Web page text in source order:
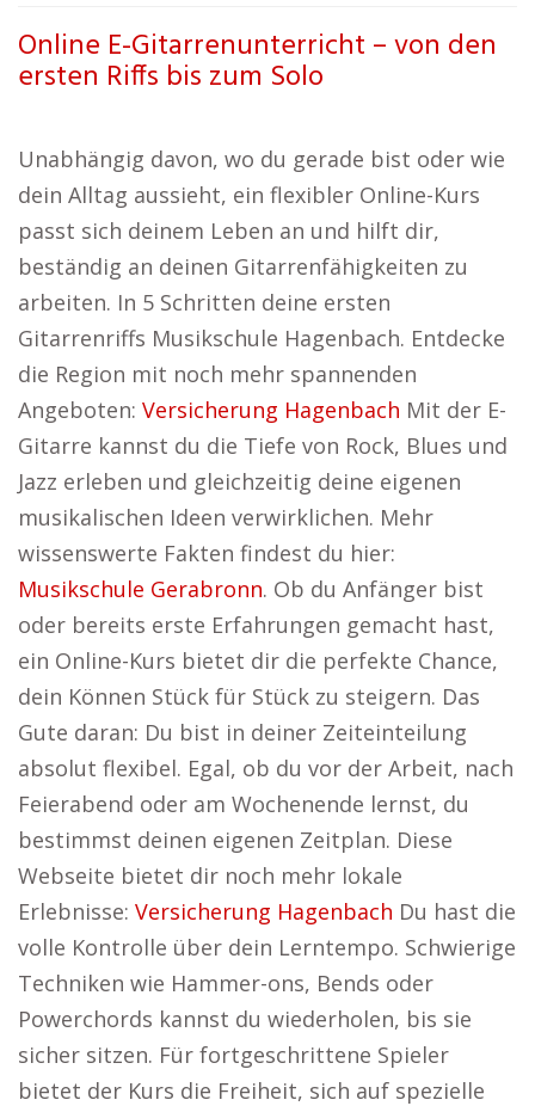
Online E-Gitarrenunterricht – von den
ersten Riffs bis zum Solo
Unabhängig davon, wo du gerade bist oder wie
dein Alltag aussieht, ein flexibler Online-Kurs
passt sich deinem Leben an und hilft dir,
beständig an deinen Gitarrenfähigkeiten zu
arbeiten. In 5 Schritten deine ersten
Gitarrenriffs Musikschule Hagenbach. Entdecke
die Region mit noch mehr spannenden
Angeboten: Versicherung Hagenbach Mit der E-
Gitarre kannst du die Tiefe von Rock, Blues und
Jazz erleben und gleichzeitig deine eigenen
musikalischen Ideen verwirklichen. Mehr
wissenswerte Fakten findest du hier:
Musikschule Gerabronn. Ob du Anfänger bist
oder bereits erste Erfahrungen gemacht hast,
ein Online-Kurs bietet dir die perfekte Chance,
dein Können Stück für Stück zu steigern. Das
Gute daran: Du bist in deiner Zeiteinteilung
absolut flexibel. Egal, ob du vor der Arbeit, nach
Feierabend oder am Wochenende lernst, du
bestimmst deinen eigenen Zeitplan. Diese
Webseite bietet dir noch mehr lokale
Erlebnisse: Versicherung Hagenbach Du hast die
volle Kontrolle über dein Lerntempo. Schwierige
Techniken wie Hammer-ons, Bends oder
Powerchords kannst du wiederholen, bis sie
sicher sitzen. Für fortgeschrittene Spieler
bietet der Kurs die Freiheit, sich auf spezielle